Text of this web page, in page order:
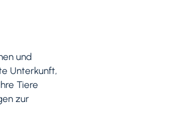
und
Unterkunft,
Tiere
zur